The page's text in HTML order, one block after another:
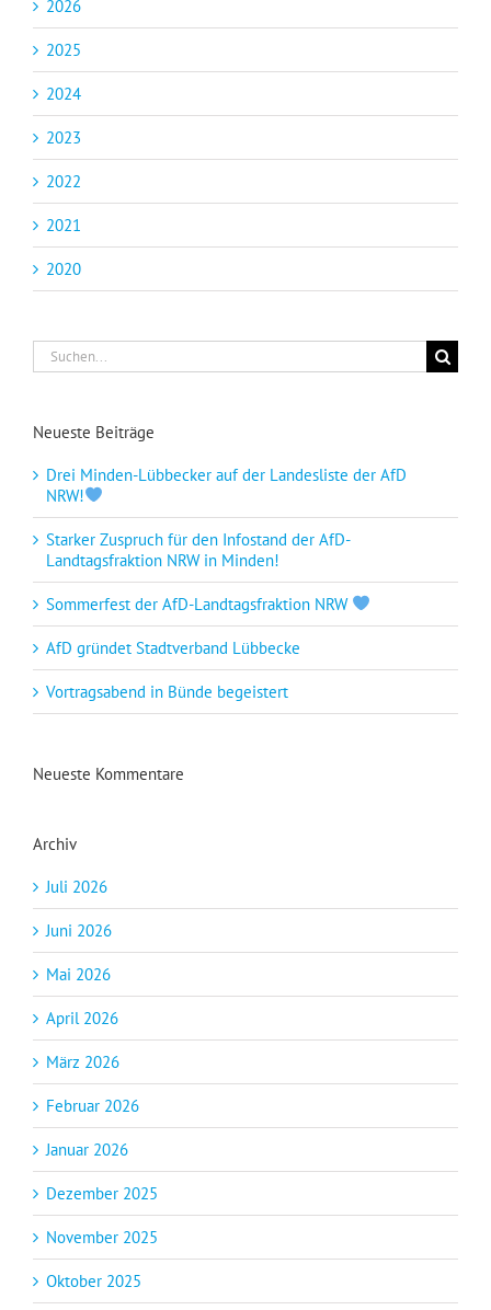
2026
2025
2024
2023
2022
2021
2020
Suche
nach:
Neueste Beiträge
Drei Minden-Lübbecker auf der Landesliste der AfD
NRW!
Starker Zuspruch für den Infostand der AfD-
Landtagsfraktion NRW in Minden!
Sommerfest der AfD-Landtagsfraktion NRW
AfD gründet Stadtverband Lübbecke
Vortragsabend in Bünde begeistert
Neueste Kommentare
Archiv
Juli 2026
Juni 2026
Mai 2026
April 2026
März 2026
Februar 2026
Januar 2026
Dezember 2025
November 2025
Oktober 2025